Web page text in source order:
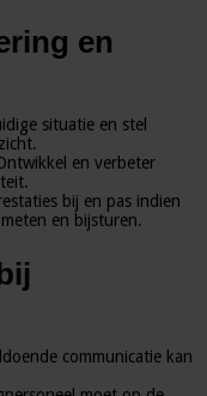
en
situatie en stel
en verbeter
bij en pas indien
en bijsturen.
communicatie kan